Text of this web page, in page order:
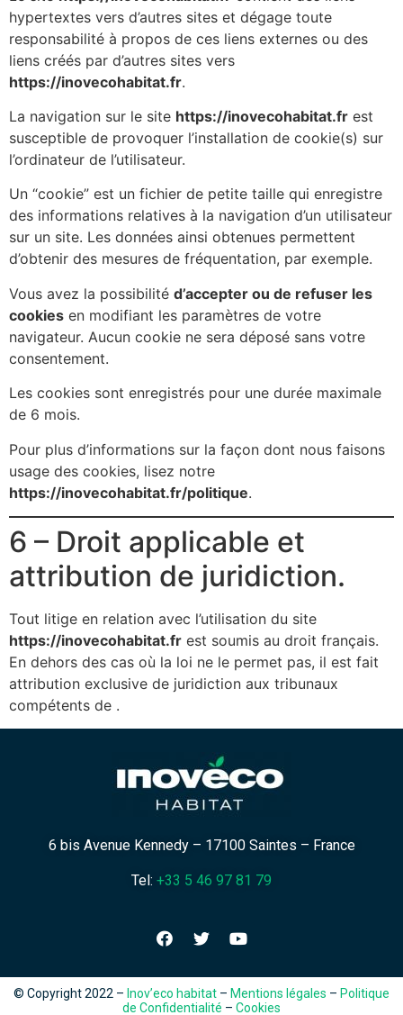
hypertextes vers d’autres sites et dégage toute
responsabilité à propos de ces liens externes ou des
liens créés par d’autres sites vers
https://inovecohabitat.fr.
La navigation sur le site https://inovecohabitat.fr est
susceptible de provoquer l’installation de cookie(s) sur
l’ordinateur de l’utilisateur.
Un “cookie” est un fichier de petite taille qui enregistre
des informations relatives à la navigation d’un utilisateur
sur un site. Les données ainsi obtenues permettent
d’obtenir des mesures de fréquentation, par exemple.
Vous avez la possibilité d’accepter ou de refuser les
cookies en modifiant les paramètres de votre
navigateur. Aucun cookie ne sera déposé sans votre
consentement.
Les cookies sont enregistrés pour une durée maximale
de 6 mois.
Pour plus d’informations sur la façon dont nous faisons
usage des cookies, lisez notre
https://inovecohabitat.fr/politique.
6 – Droit applicable et
attribution de juridiction.
Tout litige en relation avec l’utilisation du site
https://inovecohabitat.fr est soumis au droit français.
En dehors des cas où la loi ne le permet pas, il est fait
attribution exclusive de juridiction aux tribunaux
compétents de .
6 bis Avenue Kennedy – 17100 Saintes – France
Tel: +33 5 46 97 81 79
© Copyright 2022 – Inov’eco habitat – Mentions légales – Politique
de Confidentialité – Cookies